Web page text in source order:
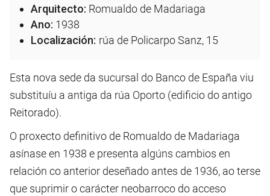
Arquitecto: Romualdo de Madariaga
Ano: 1938
Localización: rúa de Policarpo Sanz, 15
Esta nova sede da sucursal do Banco de España viu
substituíu a antiga da rúa Oporto (edificio do antigo
Reitorado).
O proxecto definitivo de Romualdo de Madariaga
asínase en 1938 e presenta algúns cambios en
relación co anterior deseñado antes de 1936, ao terse
que suprimir o carácter neobarroco do acceso